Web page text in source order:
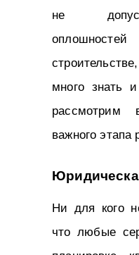
не
много знать
рассмотрим
важного этапа
Ни для кого
что любые